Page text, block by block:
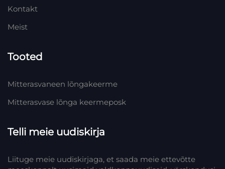
Kontakt
Meist
Tooted
Mitterasvaneen lõngakeerme
Mitterasvase lõnga keermeposk
Telli meie uudiskirja
Liituge meie uudiskirjaga, et saada meie ettevõtte